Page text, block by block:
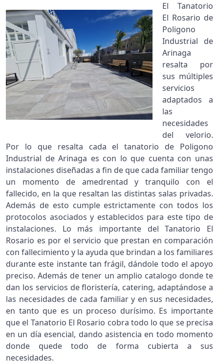
El Tanatorio
El Rosario de
Poligono
Industrial de
Arinaga
resalta por
sus múltiples
servicios
adaptados a
las
necesidades
del velorio.
Por lo que resalta cada el tanatorio de Poligono
Industrial de Arinaga es con lo que cuenta con unas
instalaciones diseñadas a fin de que cada familiar tengo
un momento de amedrentad y tranquilo con el
fallecido, en la que resaltan las distintas salas privadas.
Además de esto cumple estrictamente con todos los
protocolos asociados y establecidos para este tipo de
instalaciones. Lo más importante del Tanatorio El
Rosario es por el servicio que prestan en comparación
con fallecimiento y la ayuda que brindan a los familiares
durante este instante tan frágil, dándole todo el apoyo
preciso. Además de tener un amplio catalogo donde te
dan los servicios de floristería, catering, adaptándose a
las necesidades de cada familiar y en sus necesidades,
en tanto que es un proceso durísimo. Es importante
que el Tanatorio El Rosario cobra todo lo que se precisa
en un día esencial, dando asistencia en todo momento
donde quede todo de forma cubierta a sus
necesidades.